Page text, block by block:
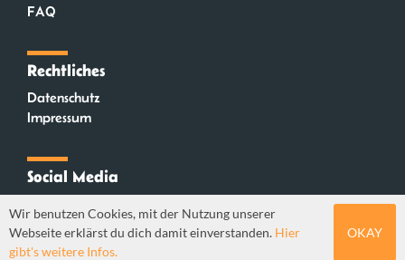
FAQ
Rechtliches
Datenschutz
Impressum
Social Media
Mastodon
Wir benutzen Cookies, mit der Nutzung unserer
Webseite erklärst du dich damit einverstanden. Hier
gibt's weitere Infos.
OKAY